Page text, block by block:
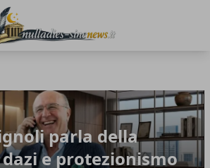
parla della
e protezionismo